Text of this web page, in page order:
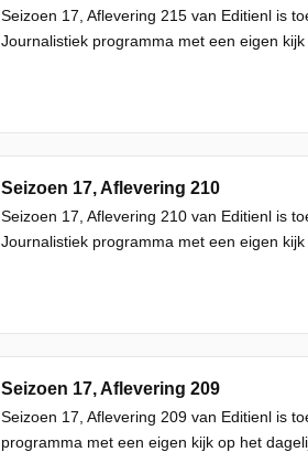
Seizoen 17, Aflevering 215 van Editienl is
Journalistiek programma met een eigen kijk
Seizoen 17, Aflevering 210
Seizoen 17, Aflevering 210 van Editienl is
Journalistiek programma met een eigen kijk
Seizoen 17, Aflevering 209
Seizoen 17, Aflevering 209 van Editienl is
programma met een eigen kijk op het